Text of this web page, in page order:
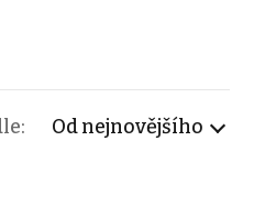
Od nejnovějšího